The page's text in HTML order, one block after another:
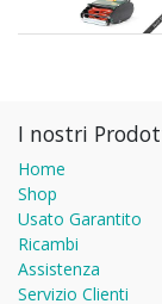
I nostri
Home
Shop
Usato Garantito
Ricambi
Assistenza
Servizio Clienti